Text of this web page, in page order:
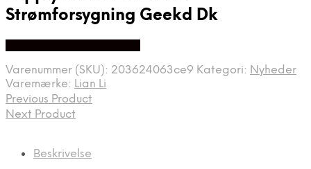
Strømforsygning Geekd Dk
Varenummer (SKU): 203624063ce9 Kategori: Nyheder
Varemærke: Lian Li
Previous Product
Next Product
Beskrivelse